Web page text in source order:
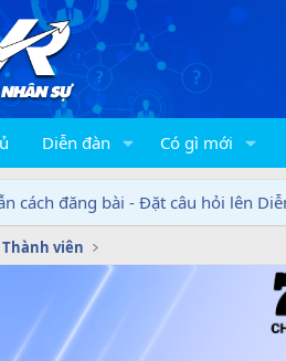
Diễn đàn Có gì mới
cách đăng bài - Đặt câu hỏi lên
Thành viên